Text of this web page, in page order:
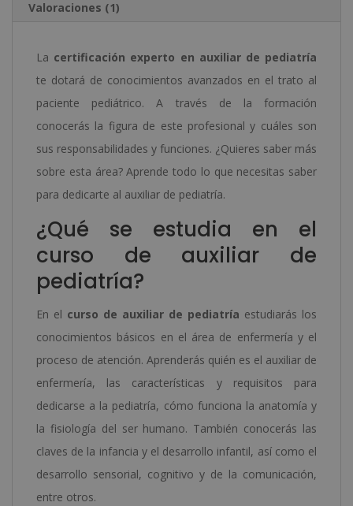
Valoraciones (1)
La certificación experto en auxiliar de pediatría
te dotará de conocimientos avanzados en el trato al
paciente pediátrico. A través de la formación
conocerás la figura de este profesional y cuáles son
sus responsabilidades y funciones. ¿Quieres saber más
sobre esta área? Aprende todo lo que necesitas saber
para dedicarte al auxiliar de pediatría.
¿Qué se estudia en el
curso de auxiliar de
pediatría?
En el curso de auxiliar de pediatría estudiarás los
conocimientos básicos en el área de enfermería y el
proceso de atención. Aprenderás quién es el auxiliar de
enfermería, las características y requisitos para
dedicarse a la pediatría, cómo funciona la anatomía y
la fisiología del ser humano. También conocerás las
claves de la infancia y el desarrollo infantil, así como el
desarrollo sensorial, cognitivo y de la comunicación,
entre otros.